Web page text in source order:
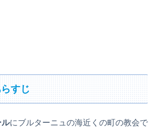
すじ
ルにブルターニュの海近くの町の教会で